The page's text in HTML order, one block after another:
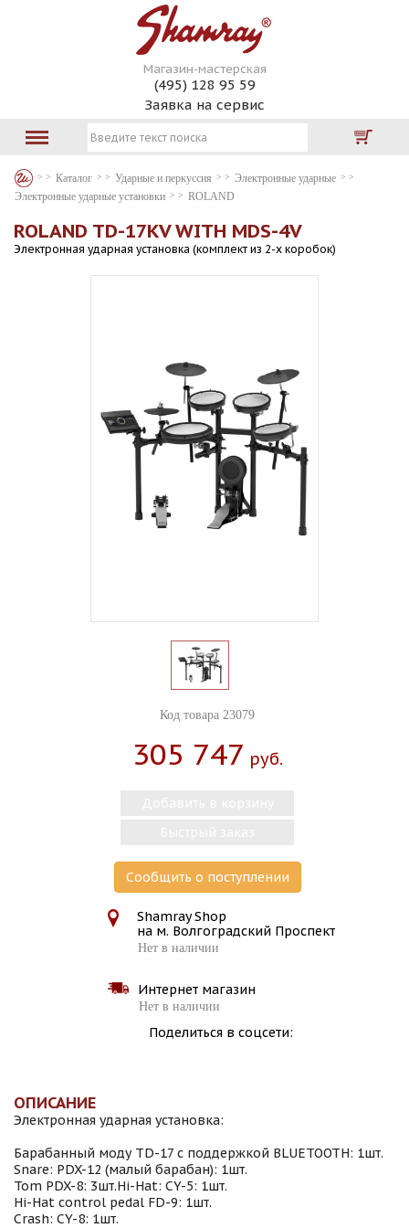
Магазин-мастерская
(495) 128 95 59
Заявка на сервис
Каталог Ударные и перкуссия
Электронные ударные
Электронные ударные установки
ROLAND
ROLAND TD-17KV WITH MDS-4V
Электронная ударная установка (комплект из 2-х коробок)
Код товара 23079
305 747 Руб.
Сообщить о поступлении
Shamray Shop
на м. Волгоградский Проспект
Нет в наличии
Интернет магазин
Нет в наличии
Поделиться в соцсети:
ОПИСАНИЕ
Электронная ударная установка:
Барабанный моду TD-17 с поддержкой BLUETOOTH: 1шт.
Snare: PDX-12 (малый барабан): 1шт.
Tom PDX-8: 3шт.Hi-Hat: CY-5: 1шт.
Hi-Hat control pedal FD-9: 1шт.
Crash: CY-8: 1шт.